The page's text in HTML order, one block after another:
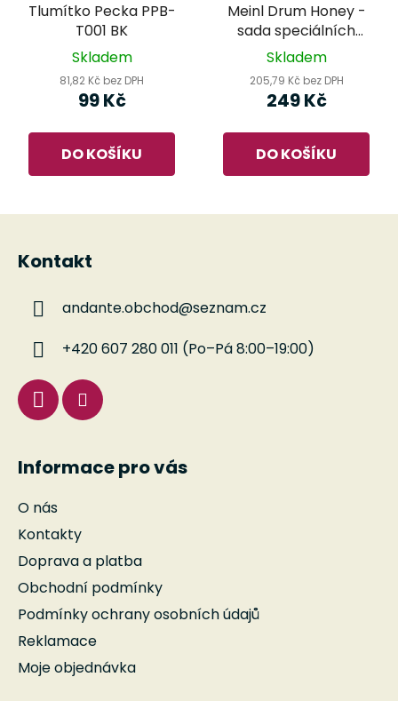
Tlumítko Pecka PPB-
T001 BK
Skladem
81,82 Kč bez DPH
99 Kč
DO KOŠÍKU
Meinl Drum Honey -
sada speciálních
lepicích náplastí na
Skladem
205,79 Kč bez DPH
249 Kč
DO KOŠÍKU
Kontakt
andante.obchod@seznam.cz
+420 607 280 011 (Po–Pá 8:00–19:00)
Informace pro vás
O nás
Kontakty
Doprava a platba
Obchodní podmínky
Podmínky ochrany osobních údajů
Reklamace
Moje objednávka